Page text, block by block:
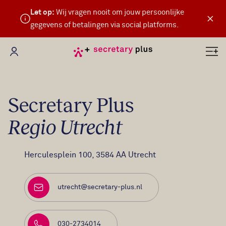
×
Let op: Wij vragen nooit om jouw persoonlijke
gegevens of betalingen via social platforms.
Mijn Secretary Plus
Secretary Plus
Regio Utrecht
Bezoekadres
Herculesplein 100, 3584 AA Utrecht
E-mailadres
utrecht@secretary-plus.nl
030-2734014